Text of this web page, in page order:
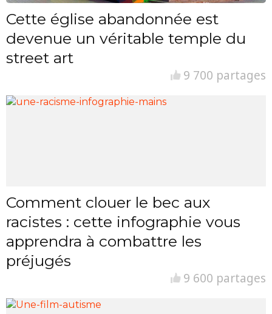
Cette église abandonnée est
devenue un véritable temple du
street art
9 700 partages
Comment clouer le bec aux
racistes : cette infographie vous
apprendra à combattre les
préjugés
9 600 partages